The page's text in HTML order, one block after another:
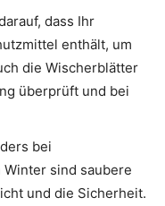
dass Ihr
enthält, um
die Wischerblätter
überprüft und bei
bei
sind saubere
und die Sicherheit.